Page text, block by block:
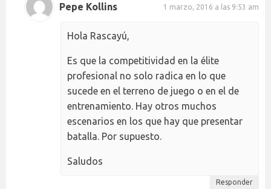
Pepe Kollins 1 marzo, 2016 a las 9:53 am
Hola Rascayú,
Es que la competitividad en la élite
profesional no solo radica en lo que
sucede en el terreno de juego o en el de
entrenamiento. Hay otros muchos
escenarios en los que hay que presentar
batalla. Por supuesto.
Saludos
Responder